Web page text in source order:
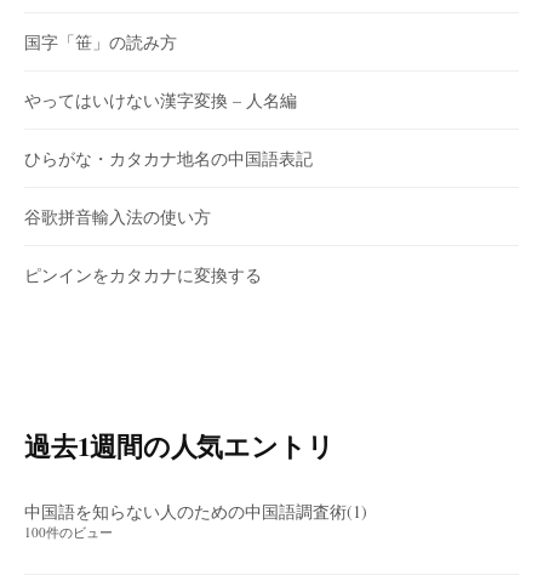
国字「笹」の読み方
やってはいけない漢字変換 – 人名編
ひらがな・カタカナ地名の中国語表記
谷歌拼音輸入法の使い方
ピンインをカタカナに変換する
過去1週間の人気エントリ
中国語を知らない人のための中国語調査術(1)
100件のビュー